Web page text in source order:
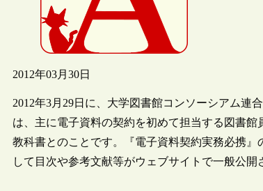
2012年03月30日
2012年3月29日に、大学図書館コンソーシアム連
は、主に電子資料の契約を初めて担当する図書
教科書とのことです。『電子資料契約実務必携
して目次や参考文献等がウェブサイトで一般公開